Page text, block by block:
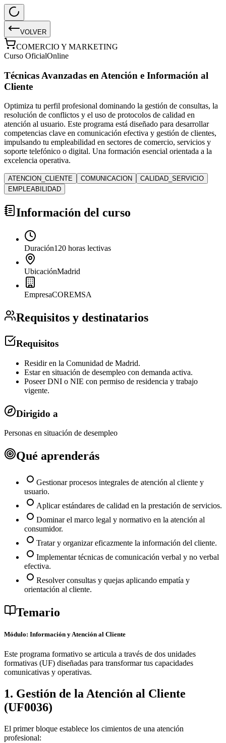
VOLVER
COMERCIO Y MARKETING
Curso OficialOnline
Técnicas Avanzadas en Atención e Información al
Cliente
Optimiza tu perfil profesional dominando la gestión de consultas, la
resolución de conflictos y el uso de protocolos de calidad en
atención al usuario. Este programa está diseñado para desarrollar
competencias clave en comunicación efectiva y gestión de clientes,
impulsando tu empleabilidad en sectores de comercio, servicios y
soporte telefónico o digital. Una formación esencial orientada a la
excelencia operativa.
ATENCION_CLIENTE COMUNICACION
CALIDAD_SERVICIO
EMPLEABILIDAD
Información del curso
Duración120 horas lectivas
UbicaciónMadrid
EmpresaCOREMSA
Requisitos y destinatarios
Requisitos
Residir en la Comunidad de Madrid.
Estar en situación de desempleo con demanda activa.
Poseer DNI o NIE con permiso de residencia y trabajo
vigente.
Dirigido a
Personas en situación de desempleo
Qué aprenderás
Gestionar procesos integrales de atención al cliente y
usuario.
Aplicar estándares de calidad en la prestación de servicios.
Dominar el marco legal y normativo en la atención al
consumidor.
Tratar y organizar eficazmente la información del cliente.
Implementar técnicas de comunicación verbal y no verbal
efectiva.
Resolver consultas y quejas aplicando empatía y
orientación al cliente.
Temario
Módulo: Información y Atención al Cliente
Este programa formativo se articula a través de dos unidades
formativas (UF) diseñadas para transformar tus capacidades
comunicativas y operativas.
1. Gestión de la Atención al Cliente
(UF0036)
El primer bloque establece los cimientos de una atención
profesional: